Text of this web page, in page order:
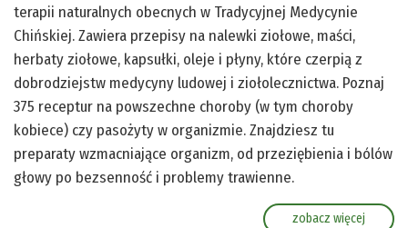
terapii naturalnych obecnych w Tradycyjnej Medycynie
Chińskiej. Zawiera przepisy na nalewki ziołowe, maści,
herbaty ziołowe, kapsułki, oleje i płyny, które czerpią z
dobrodziejstw medycyny ludowej i ziołolecznictwa. Poznaj
375 receptur na powszechne choroby (w tym choroby
kobiece) czy pasożyty w organizmie. Znajdziesz tu
preparaty wzmacniające organizm, od przeziębienia i bólów
głowy po bezsenność i problemy trawienne.
zobacz więcej